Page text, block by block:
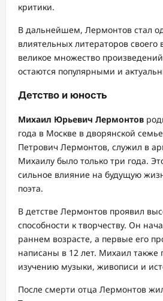
критики.
В дальнейшем, Лермонтов стал
влиятельных литераторов
великое множество
остаются популярными и
Детство и юность
Михаил Юрьевич Лермонтов
года в Москве в дворянской
Петрович Лермонтов, служил в
Михаилу было только три года.
сильное влияние на будущую
поэта.
В детстве Лермонтов проявил
способности к творчеству. Он
раннем возрасте, а первые его
написаны в 12 лет. Михаил также
изучению музыки, живописи и
После смерти отца Лермонтов